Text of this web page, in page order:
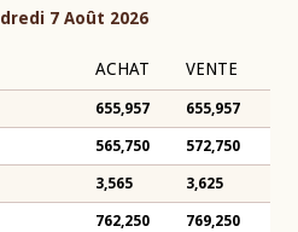
7 Août 2026
ACHAT VENTE
655,957 655,957
565,750 572,750
3,565 3,625
762,250 769,250